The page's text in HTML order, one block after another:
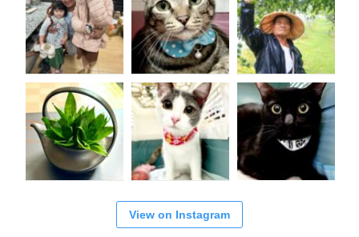
View on Instagram